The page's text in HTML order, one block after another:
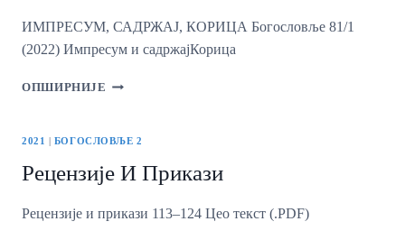
ИМПРЕСУМ, САДРЖАЈ, КОРИЦА Богословље 81/1
(2022) Импресум и садржајКорица
ОПШИРНИЈЕ ИМПРЕСУМ,
2021 | БОГОСЛОВЉЕ 2
Рецензије И Прикази
Рецензије и прикази 113–124 Цео текст (.PDF)